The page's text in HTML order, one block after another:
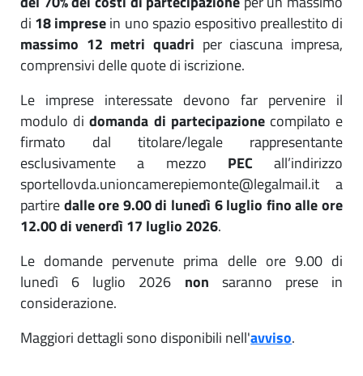
di 18 impresein uno spazio espositivo preallestito di
massimo 12 metri quadri per ciascuna impresa,
comprensivi delle quote di iscrizione.
Le imprese interessate devono far pervenire il
modulo didomanda di partecipazione compilato e
firmato dal titolare/legale rappresentante
esclusivamente a mezzo PEC all’indirizzo
sportellovda.unioncamerepiemonte@legalmail.it a
partiredalle ore 9.00 di lunedì 6 luglio fino alle ore
12.00 di venerdì 17 luglio 2026.
Le domande pervenute prima delle ore 9.00 di
lunedì 6 luglio 2026 non saranno prese in
considerazione.
Maggiori dettagli sono disponibili nell'avviso.